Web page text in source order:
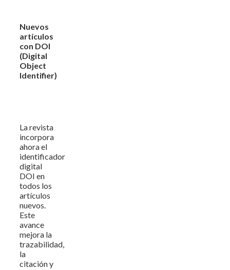
Nuevos
artículos
con DOI
(Digital
Object
Identifier)
La revista
incorpora
ahora el
identificador
digital
DOI en
todos los
artículos
nuevos.
Este
avance
mejora la
trazabilidad,
la
citación y